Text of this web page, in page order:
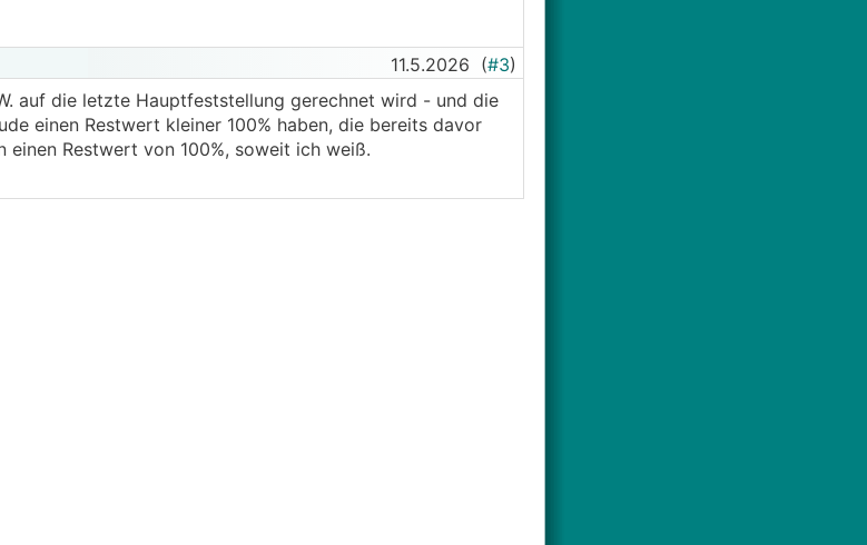
11.5.2026 (#3)
auf die letzte Hauptfeststellung gerechnet wird - und die
einen Restwert kleiner 100% haben, die bereits davor
Restwert von 100%, soweit ich weiß.